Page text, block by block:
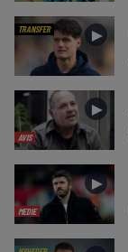
TRANSFER ►
AVIS
►
MEDIE
►